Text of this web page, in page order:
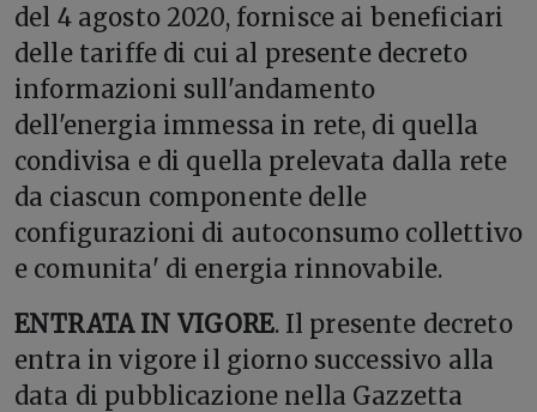
del 4 agosto 2020, fornisce ai beneficiari
delle tariffe di cui al presente decreto
informazioni sull'andamento
dell'energia immessa in rete, di quella
condivisa e di quella prelevata dalla rete
da ciascun componente delle
configurazioni di autoconsumo collettivo
e comunita' di energia rinnovabile.
ENTRATA IN VIGORE. Il presente decreto
entra in vigore il giorno successivo alla
data di pubblicazione nella Gazzetta